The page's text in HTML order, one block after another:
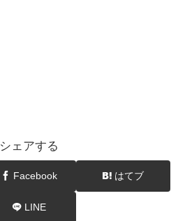
シェアする
Facebook はてブ
LINE